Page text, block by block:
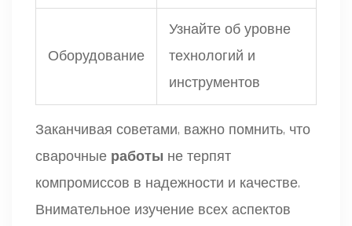
Оборудование
Узнайте об уровне
технологий и
инструментов
Заканчивая советами, важно помнить, что
сварочные работы не терпят
компромиссов в надежности и качестве.
Внимательное изучение всех аспектов